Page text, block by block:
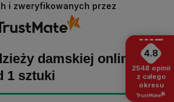
tym bardziej cieszymy się, że
pomyślnie. Obiecujemy
passę - zapraszamy ponownie! :)
i zweryfikowanych przez
damskiej online -
1 sztuki
4.8
2548 opinii
z całego
okresu